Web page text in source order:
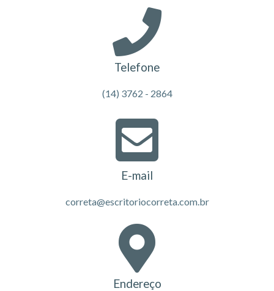
Telefone
(14) 3762 - 2864
E-mail
correta@escritoriocorreta.com.br
Endereço